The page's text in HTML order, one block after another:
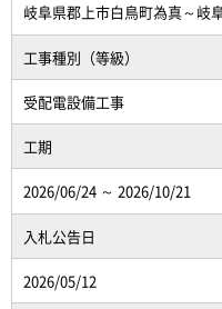
岐阜県郡上市白鳥町為真～岐
工事種別（等級）
受配電設備工事
工期
2026/06/24 ～ 2026/10/21
入札公告日
2026/05/12